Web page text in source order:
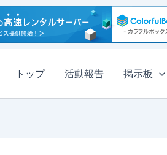
トップ 活動報告 掲示板